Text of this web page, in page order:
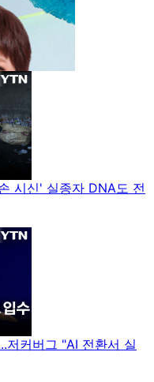
시신' 실종자 DNA도 전
저커버그 "AI 전환서 실